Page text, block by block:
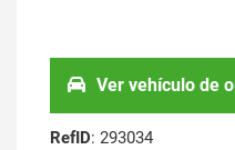
Ver vehículo de
RefID: 293034